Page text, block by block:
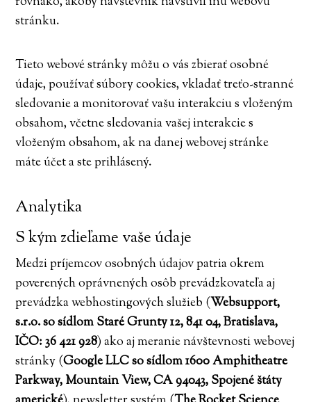
stránku.
Tieto webové stránky môžu o vás zbierať osobné
údaje, používať súbory cookies, vkladať treťo-stranné
sledovanie a monitorovať vašu interakciu s vloženým
obsahom, včetne sledovania vašej interakcie s
vloženým obsahom, ak na danej webovej stránke
máte účet a ste prihlásený.
Analytika
S kým zdieľame vaše údaje
Medzi príjemcov osobných údajov patria okrem
poverených oprávnených osôb prevádzkovateľa aj
prevádzka webhostingových služieb (Websupport,
s.r.o. so sídlom Staré Grunty 12, 841 04, Bratislava,
IČO: 36 421 928) ako aj meranie návštevnosti webovej
stránky (Google LLC so sídlom 1600 Amphitheatre
Parkway, Mountain View, CA 94043, Spojené štáty